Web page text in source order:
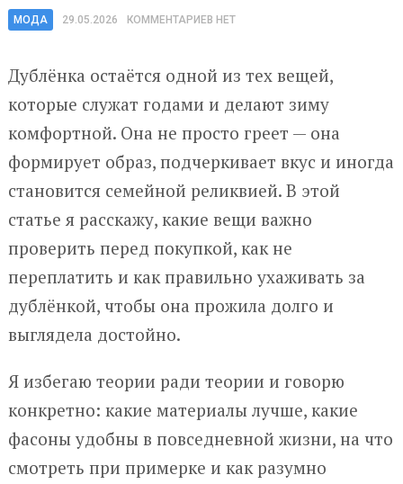
МОДА 29.05.2026 КОММЕНТАРИЕВ НЕТ
Дублёнка остаётся одной из тех вещей,
которые служат годами и делают зиму
комфортной. Она не просто греет — она
формирует образ, подчеркивает вкус и иногда
становится семейной реликвией. В этой
статье я расскажу, какие вещи важно
проверить перед покупкой, как не
переплатить и как правильно ухаживать за
дублёнкой, чтобы она прожила долго и
выглядела достойно.
Я избегаю теории ради теории и говорю
конкретно: какие материалы лучше, какие
фасоны удобны в повседневной жизни, на что
смотреть при примерке и как разумно